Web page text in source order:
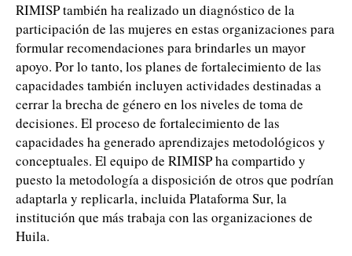
RIMISP también ha realizado un diagnóstico de la
participación de las mujeres en estas organizaciones para
formular recomendaciones para brindarles un mayor
apoyo. Por lo tanto, los planes de fortalecimiento de las
capacidades también incluyen actividades destinadas a
cerrar la brecha de género en los niveles de toma de
decisiones. El proceso de fortalecimiento de las
capacidades ha generado aprendizajes metodológicos y
conceptuales. El equipo de RIMISP ha compartido y
puesto la metodología a disposición de otros que podrían
adaptarla y replicarla, incluida Plataforma Sur, la
institución que más trabaja con las organizaciones de
Huila.